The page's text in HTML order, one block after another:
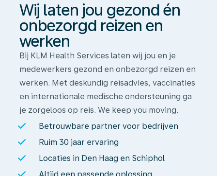
Wij laten jou gezond én
onbezorgd reizen en
werken
Bij KLM Health Services laten wij jou en je
medewerkers gezond en onbezorgd reizen en
werken. Met deskundig reisadvies, vaccinaties
en internationale medische ondersteuning ga
je zorgeloos op reis. We keep you moving.
Betrouwbare partner voor bedrijven
Ruim 30 jaar ervaring
Locaties in Den Haag en Schiphol